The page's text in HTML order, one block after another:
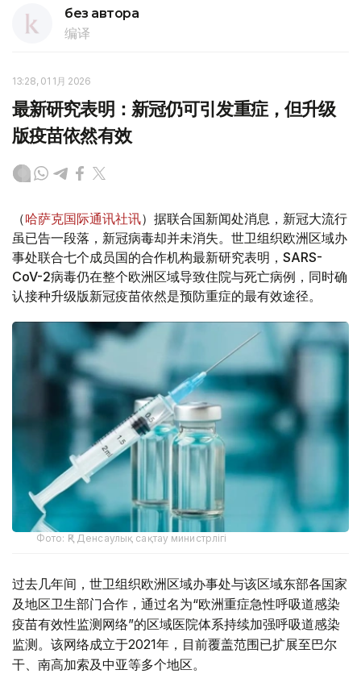
без автора
编译
13:28, 01 1月 2026
最新研究表明：新冠仍可引发重症，但升级
版疫苗依然有效
（哈萨克国际通讯社讯）据联合国新闻处消息，新冠大流行
虽已告一段落，新冠病毒却并未消失。世卫组织欧洲区域办
事处联合七个成员国的合作机构最新研究表明，SARS-
CoV-2病毒仍在整个欧洲区域导致住院与死亡病例，同时确
认接种升级版新冠疫苗依然是预防重症的最有效途径。
Фото: ҚР Денсаулық сақтау министрлігі
过去几年间，世卫组织欧洲区域办事处与该区域东部各国家
及地区卫生部门合作，通过名为“欧洲重症急性呼吸道感染
疫苗有效性监测网络”的区域医院体系持续加强呼吸道感染
监测。该网络成立于2021年，目前覆盖范围已扩展至巴尔
干、南高加索及中亚等多个地区。